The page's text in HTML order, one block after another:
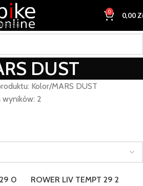
0 0,00
DUST
Kolor MARS DUST
2
0 ROWER LIV TEMPT 29 2